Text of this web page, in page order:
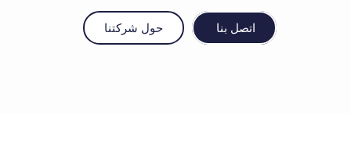
اتصل بنا حول شركتنا